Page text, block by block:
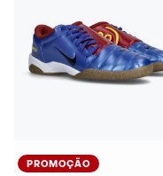
PROMOÇÃO